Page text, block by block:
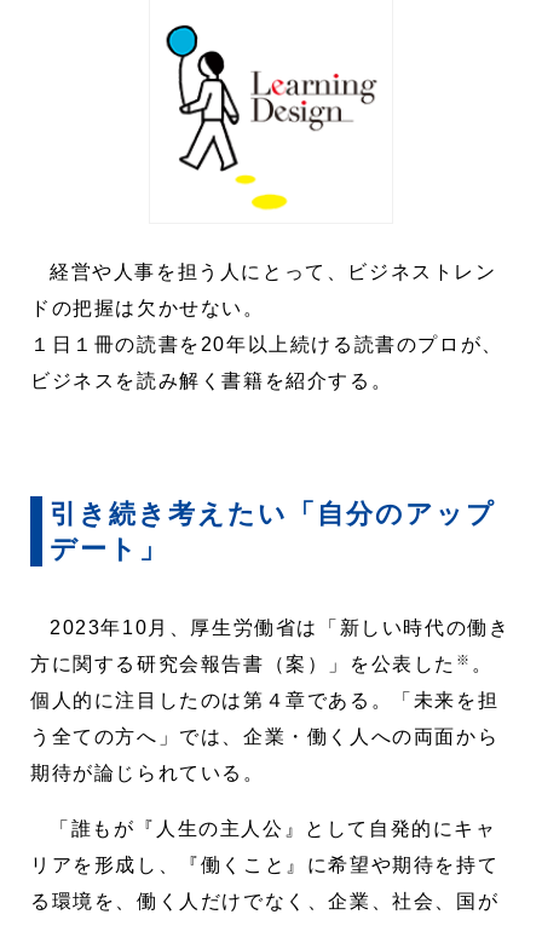
経営や人事を担う人にとって、ビジネストレン
ドの把握は欠かせない。
１日１冊の読書を20年以上続ける読書のプロが、
ビジネスを読み解く書籍を紹介する。
引き続き考えたい「自分のアップ
デート」
2023年10月、厚生労働省は「新しい時代の働き
方に関する研究会報告書（案）」を公表した ※ 。
個人的に注目したのは第４章である。「未来を担
う全ての方へ」では、企業・働く人への両面から
期待が論じられている。
「誰もが『人生の主人公』として自発的にキャ
リアを形成し、『働くこと』に希望や期待を持て
る環境を、働く人だけでなく、企業、社会、国が